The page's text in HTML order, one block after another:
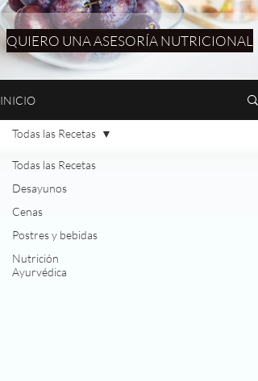
QUIERO UNA ASESORÍA NUTRICIONAL
INICIO
Todas las Recetas
Desayunos
Cenas
Postres y bebidas
Nutrición
Ayurvédica
Todas las Recetas